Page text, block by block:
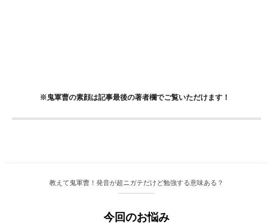
※鬼軍曹の素顔は記事最後の著者欄でご覧いただけます！
教えて鬼軍曹！発音が超ニガテだけど勉強する意味ある？
今回のお悩み